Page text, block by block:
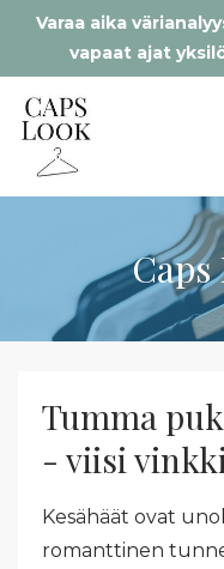
Varaa aika
vapaat ajat
Tumma
- viisi
Kesähäät ovat
romanttinen